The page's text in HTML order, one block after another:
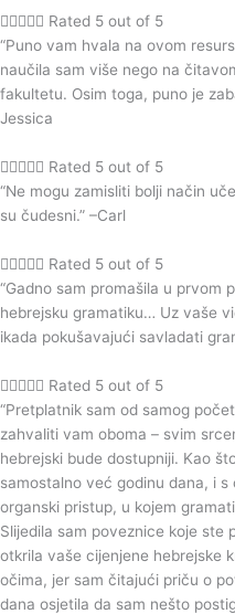
 Rated 5 out of 5
“Puno vam hvala na ovom
naučila sam više nego na
fakultetu. Osim toga, puno je
Jessica
 Rated 5 out of 5
“Ne mogu zamisliti bolji način
su čudesni.” –Carl
 Rated 5 out of 5
“Gadno sam promašila u prvom
hebrejsku gramatiku… Uz vaše
ikada pokušavajući savladati
 Rated 5 out of 5
“Pretplatnik sam od samog
zahvaliti vam oboma – svim
hebrejski bude dostupniji. Kao
samostalno već godinu dana, i
organski pristup, u kojem
Slijedila sam poveznice koje ste
otkrila vaše cijenjene hebrejske
očima, jer sam čitajući priču o
dana osjetila da sam nešto